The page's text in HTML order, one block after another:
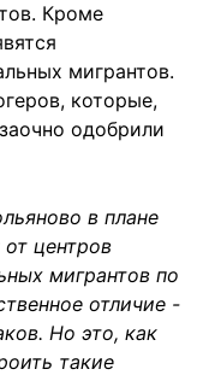
Кроме
мигрантов.
которые,
одобрили
в плане
центров
мигрантов по
отличие -
Но это, как
такие